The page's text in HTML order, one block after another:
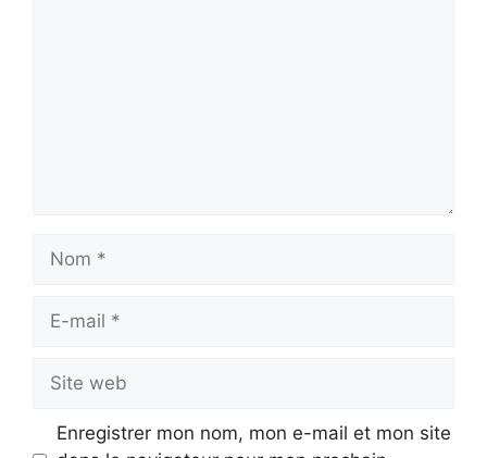
Nom
Site
web
Enregistrer mon nom, mon e-mail et mon site